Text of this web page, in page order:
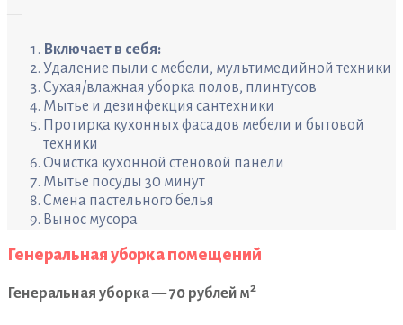
—
Включает в себя:
Удаление пыли с мебели, мультимедийной техники
Сухая/влажная уборка полов, плинтусов
Мытье и дезинфекция сантехники
Протирка кухонных фасадов мебели и бытовой
техники
Очистка кухонной стеновой панели
Мытье посуды 30 минут
Смена пастельного белья
Вынос мусора
Генеральная уборка помещений
Генеральная уборка — 70 рублей м2